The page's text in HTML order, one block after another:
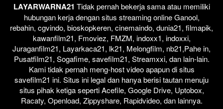
LAYARWARNA21 Tidak pernah bekerja sama atau memiliki
hubungan kerja dengan situs streaming online Ganool,
rebahin, cgvindo, bioskopkeren, cinemaindo, dunia21, filmapik,
kawanfilm21, Fmoviez, FMZM, indoxx1, indoxxi,
Juraganfilm21, Layarkaca21, lk21, Melongfilm, nb21,Pahe in,
Pusatfilm21, Sogafime, savefilm21, Streamxxi, dan lain-lain.
Kami tidak pernah meng-host video apapun di situs
savefilm21 ini. Situs ini legal dan hanya berisi tautan menuju
situs pihak ketiga seperti Acefile, Google Drive, Uptobox,
Racaty, Openload, Zippyshare, Rapidvideo, dan lainnya.